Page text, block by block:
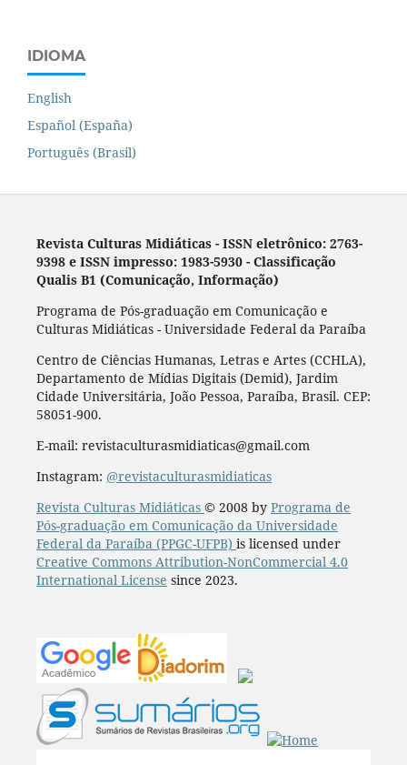
IDIOMA
English
Español (España)
Português (Brasil)
Revista Culturas Midiáticas - ISSN eletrônico: 2763-
9398 e ISSN impresso: 1983-5930 - Classificação
Qualis B1 (Comunicação, Informação)
Programa de Pós-graduação em Comunicação e
Culturas Midiáticas - Universidade Federal da Paraíba
Centro de Ciências Humanas, Letras e Artes (CCHLA),
Departamento de Mídias Digitais (Demid), Jardim
Cidade Universitária, João Pessoa, Paraíba, Brasil. CEP:
58051-900.
E-mail: revistaculturasmidiaticas@gmail.com
Instagram: @revistaculturasmidiaticas
Revista Culturas Midiáticas © 2008 by Programa de
Pós-graduação em Comunicação da Universidade
Federal da Paraíba (PPGC-UFPB) is licensed under
Creative Commons Attribution-NonCommercial 4.0
International License since 2023.